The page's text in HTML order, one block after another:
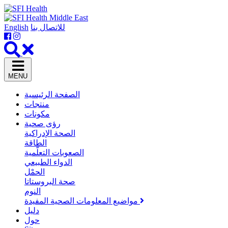
English للاتصال بنا
MENU
الصفحة الرئيسية
منتجات
مكونات
رؤى صحية
الصحة الإدراكية
الطاقة
الصعوبات التعلّمية
الدواء الطبيعي
الحمْل
صحة البروستاتا
النوم
دليل
حول